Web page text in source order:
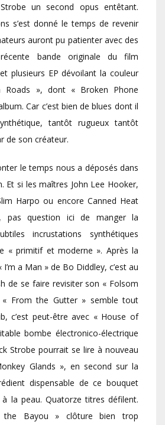
un second opus entêtant.
s’est donné le temps de revenir
auront pu patienter avec des
bande originale du film
plusieurs EP dévoilant la couleur
Roads », dont « Broken Phone
Car c’est bien de blues dont il
tantôt rugueux tantôt
de son créateur.
le temps nous a déposés dans
Et si les maîtres John Lee Hooker,
Harpo ou encore Canned Heat
pas question ici de manger la
incrustations synthétiques
« primitif et moderne ». Après la
a Man » de Bo Diddley, c’est au
de se faire revisiter son « Folsom
« From the Gutter » semble tout
c’est peut-être avec « House of
bombe électronico-électrique
Strobe pourrait se lire à nouveau
Glands », en second sur la
dispensable de ce bouquet
à la peau. Quatorze titres défilent.
Bayou » clôture bien trop